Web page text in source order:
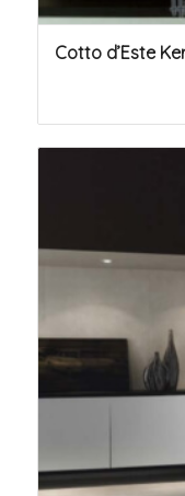
Cotto d’Este